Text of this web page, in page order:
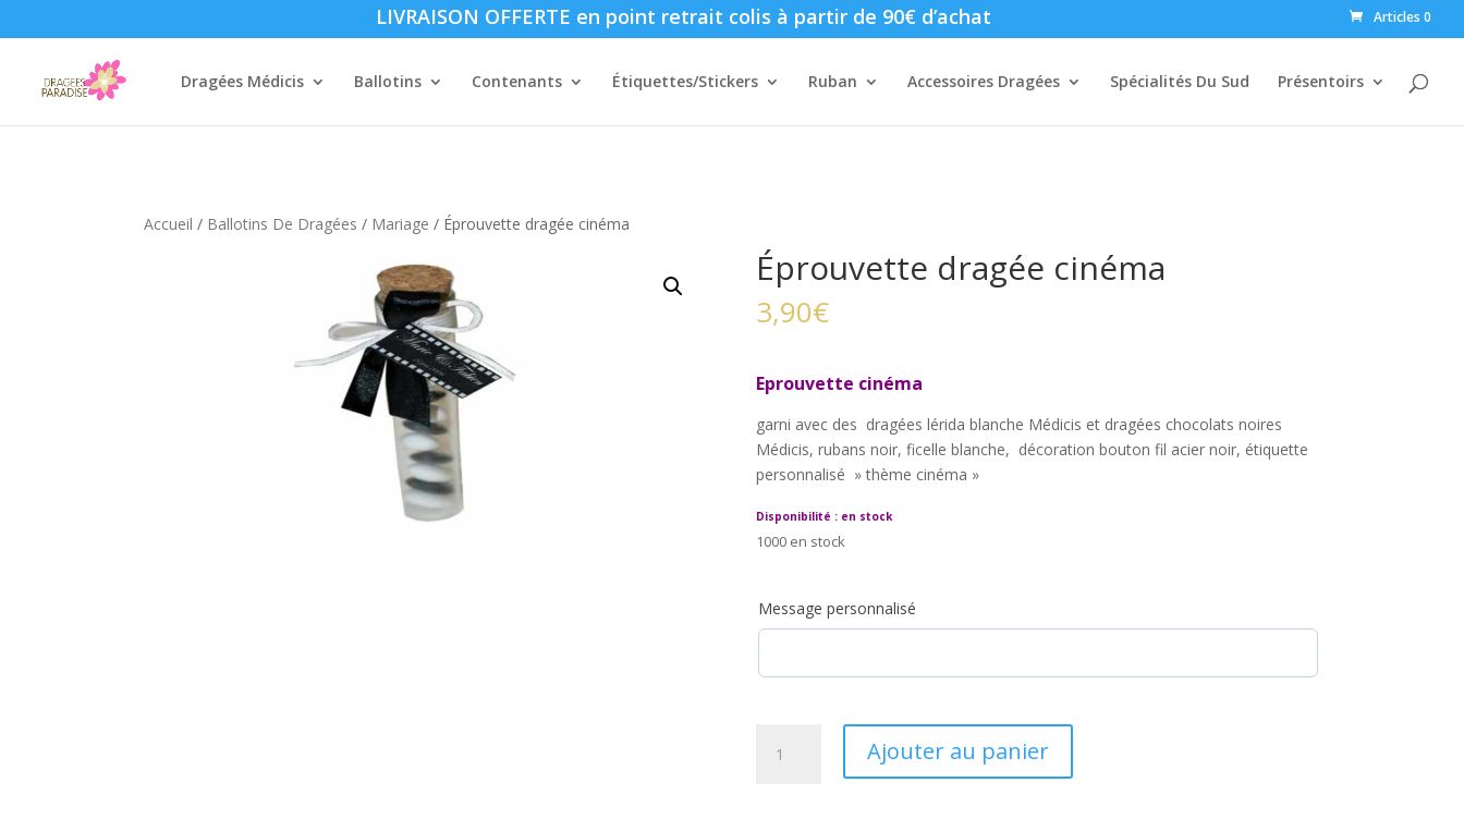
LIVRAISON OFFERTE en point retrait colis à partir de 90€ d’achat Articles 0
Dragées Médicis Ballotins Contenants Étiquettes/Stickers Ruban Accessoires Dragées Spécialités Du Sud Présentoirs
Accueil / Ballotins De Dragées / Mariage / Éprouvette dragée cinéma
Éprouvette dragée cinéma
3,90€
Eprouvette cinéma
garni avec des dragées lérida blanche Médicis et dragées chocolats noires
Médicis, rubans noir, ficelle blanche, décoration bouton fil acier noir, étiquette
personnalisé » thème cinéma »
Disponibilité : en stock
1000 en stock
Message personnalisé
Ajouter au panier